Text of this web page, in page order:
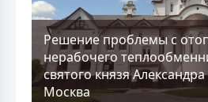
Решение проблемы с
нерабочего
святого князя
Москва